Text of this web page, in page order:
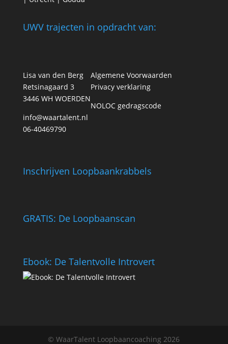
UWV trajecten in opdracht van:
Lisa van den Berg
Retsinagaard 3
3446 WH WOERDEN
info@waartalent.nl
06-40469790
Algemene Voorwaarden
Privacy verklaring
NOLOC gedragscode
Inschrijven Loopbaankrabbels
GRATIS: De Loopbaanscan
Ebook: De Talentvolle Introvert
© WaarTalent Loopbaancoaching 2026